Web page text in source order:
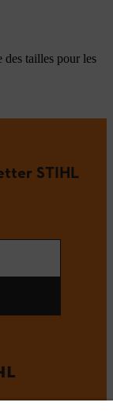
des tailles pour les
STIHL